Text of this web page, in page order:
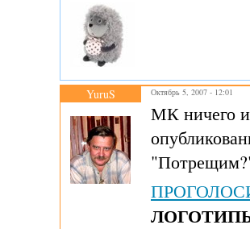
YuruS Октябрь 5, 2007 - 12:01
МК ничего